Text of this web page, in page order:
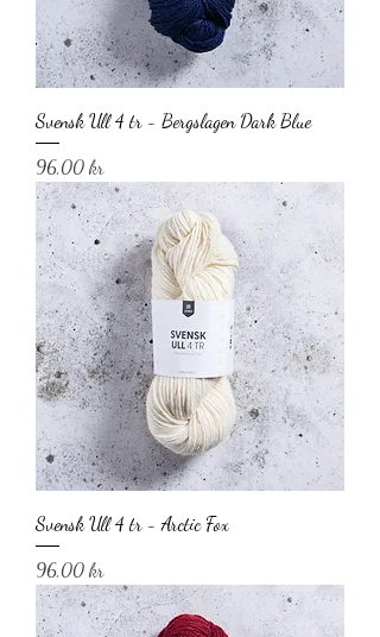
Svensk Ull 4 tr - Bergslagen Dark Blue
Pris
96,00 kr
Svensk Ull 4 tr - Arctic Fox
Pris
96,00 kr